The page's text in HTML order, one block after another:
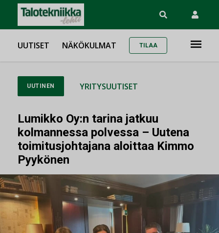
UUTISET NÄKÖKULMAT TILAA
UUTINEN YRITYSUUTISET
Lumikko Oy:n tarina jatkuu
kolmannessa polvessa – Uutena
toimitusjohtajana aloittaa Kimmo
Pyykönen